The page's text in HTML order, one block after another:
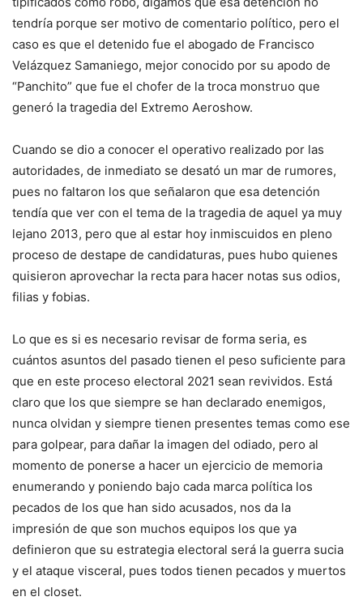
tendría porque ser motivo de comentario político, pero el
caso es que el detenido fue el abogado de Francisco
Velázquez Samaniego, mejor conocido por su apodo de
“Panchito” que fue el chofer de la troca monstruo que
generó la tragedia del Extremo Aeroshow.
Cuando se dio a conocer el operativo realizado por las
autoridades, de inmediato se desató un mar de rumores,
pues no faltaron los que señalaron que esa detención
tendía que ver con el tema de la tragedia de aquel ya muy
lejano 2013, pero que al estar hoy inmiscuidos en pleno
proceso de destape de candidaturas, pues hubo quienes
quisieron aprovechar la recta para hacer notas sus odios,
filias y fobias.
Lo que es si es necesario revisar de forma seria, es
cuántos asuntos del pasado tienen el peso suficiente para
que en este proceso electoral 2021 sean revividos. Está
claro que los que siempre se han declarado enemigos,
nunca olvidan y siempre tienen presentes temas como ese
para golpear, para dañar la imagen del odiado, pero al
momento de ponerse a hacer un ejercicio de memoria
enumerando y poniendo bajo cada marca política los
pecados de los que han sido acusados, nos da la
impresión de que son muchos equipos los que ya
definieron que su estrategia electoral será la guerra sucia
y el ataque visceral, pues todos tienen pecados y muertos
en el closet.